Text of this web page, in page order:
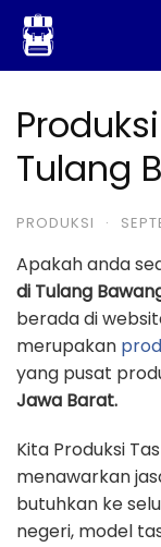
Skip
content
Tulang
PRODUKSI ·
Apakah anda
di Tulang
berada di
merupakan
yang pusat
Jawa Barat.
Kita Produksi
menawarkan
butuhkan ke
negeri, model